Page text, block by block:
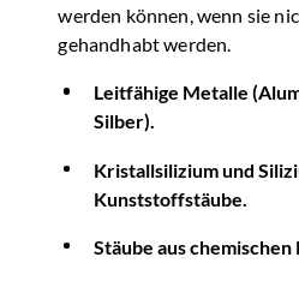
werden können, wenn sie
gehandhabt werden.
Leitfähige Metalle
Silber).
Kristallsilizium und
Kunststoffstäube.
Stäube aus chemischen